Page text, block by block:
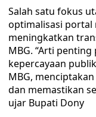
Salah satu fokus
optimalisasi portal
meningkatkan
MBG. “Arti
kepercayaan
MBG,
dan memastikan
ujar Bupati Dony